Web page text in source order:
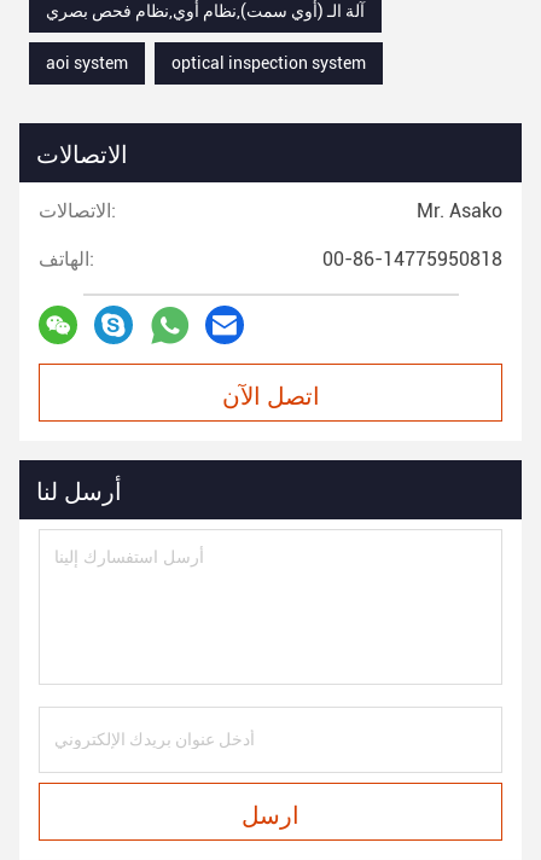
آلة الـ (أوي سمت),نظام أوي,نظام فحص بصري
aoi system optical inspection system
الاتصالات
الاتصالات: Mr. Asako
الهاتف: 00-86-14775950818
اتصل الآن
أرسل لنا
ارسل